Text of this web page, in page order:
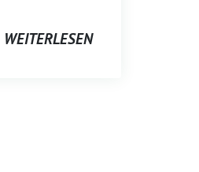
WEITERLESEN